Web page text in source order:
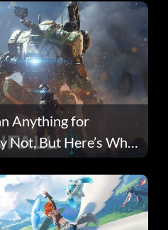
Anything for
Not, But Here’s Why